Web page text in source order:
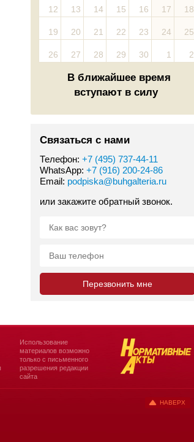
12 13 14 15 16 17 18
19 20 21 22 23 24 25
26 27 28 29 30 1 2
В ближайшее время
вступают в силу
Связаться с нами
Телефон: +7 (495) 737-44-11
WhatsApp: +7 (916) 200-24-86
Email: podpiska@buhgalteria.ru
или закажите обратный звонок.
Использование
материалов возможно
только с письменного
разрешения редакции
сайта
НАВЕРХ